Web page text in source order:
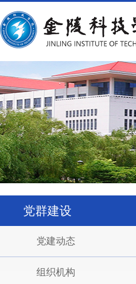
党群建设
党建动态
组织机构